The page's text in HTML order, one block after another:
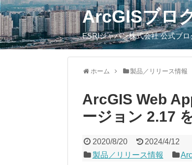
ArcGISブロ
ESRIジャパン株式会社 公式ブロ
ホーム 製品／リリース情報
ArcGIS Web
ージョン 2.17
2020/8/20
2024/4/12
製品／リリース情報